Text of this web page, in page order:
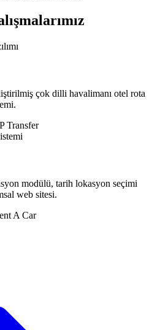
çok dilli havalimanı otel rota
Transfer
modülü, tarih lokasyon seçimi
web sitesi.
A Car